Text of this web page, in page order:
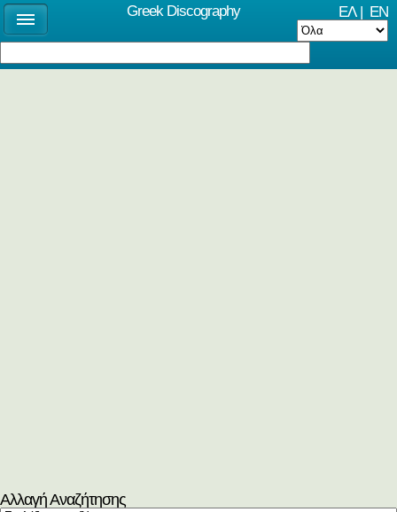
ΕΛ| EN
Αλλαγή Αναζήτησης
Greek Discography